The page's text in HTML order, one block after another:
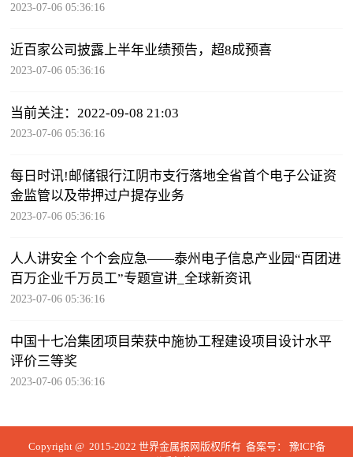
2023-07-06 05:36:16
近百家公司披露上半年业绩预告，超8成预喜
2023-07-06 05:36:16
当前关注：2022-09-08 21:03
2023-07-06 05:36:16
每日时讯!邮储银行江阴市支行落地全省首个电子公证资
金监管以及带押过户提存业务
2023-07-06 05:36:16
人人讲安全 个个会应急——泰州电子信息产业园“百团进
百万企业千万员工”专题宣讲_全球新资讯
2023-07-06 05:36:16
中国十七冶集团项目荣获中施协工程建设项目设计水平
评价三等奖
2023-07-06 05:36:16
Copyright @ 2015-2022 世界金属报网版权所有 备案号： 豫ICP备